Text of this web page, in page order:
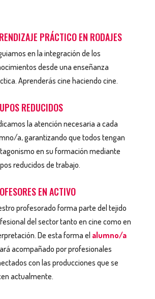
PRÁCTICO EN RODAJES
en la integración de los
desde una enseñanza
Aprenderás cine haciendo cine.
REDUCIDOS
la atención necesaria a cada
a, garantizando que todos tengan
en su formación mediante
reducidos de trabajo.
EN ACTIVO
profesorado forma parte del tejido
del sector tanto en cine como en
De esta forma el alumno/a
acompañado por profesionales
con las producciones que se
actualmente.